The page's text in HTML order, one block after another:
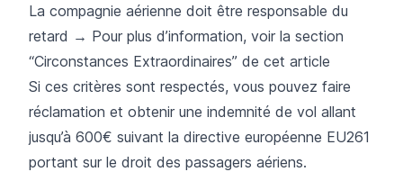
La compagnie aérienne doit être responsable du
retard → Pour plus d’information, voir la section
“Circonstances Extraordinaires” de cet article
Si ces critères sont respectés, vous pouvez faire
réclamation et obtenir une indemnité de vol allant
jusqu’à 600€ suivant la directive européenne EU261
portant sur le droit des passagers aériens.